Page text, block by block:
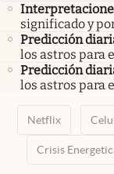
significado y
Predicción
los astros para
Predicción
los astros para
Netflix
Crisis